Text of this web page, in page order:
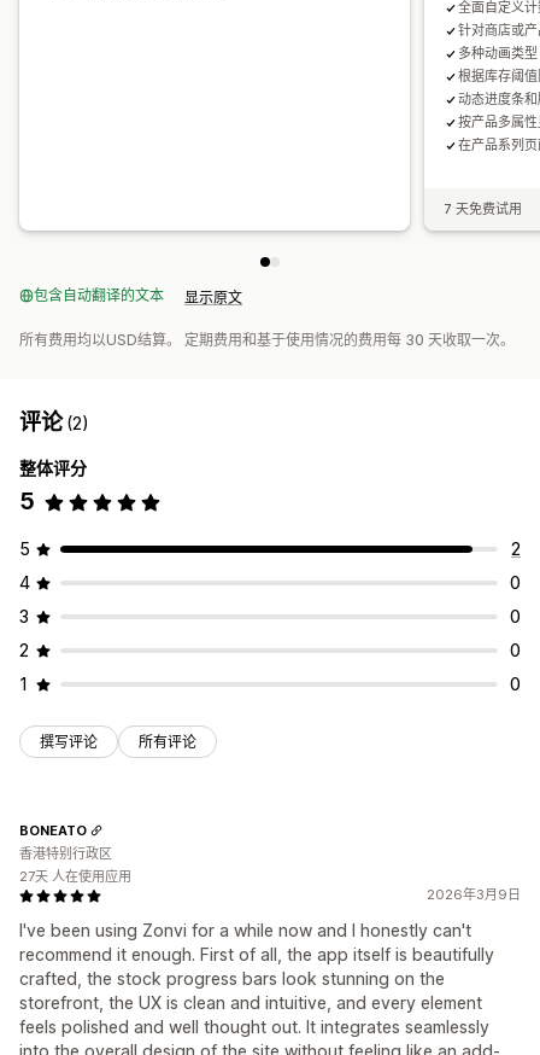
全面自定义
针对商店或
多种动画类型
根据库存阈
动态进度条
按产品多属
在产品系列
7 天免费试用
包含自动翻译的文本 显示原文
所有费用均以USD结算。 定期费用和基于使用情况的费用每 30 天收取一次。
评论(2)
整体评分
5
5
2
4
0
3
0
2
0
1
0
撰写评论 所有评论
2026年3月9日
I've been using Zonvi for a while now and I honestly can't
recommend it enough. First of all, the app itself is beautifully
crafted, the stock progress bars look stunning on the
storefront, the UX is clean and intuitive, and every element
feels polished and well thought out. It integrates seamlessly
BONEATO
香港特别行政区
27天 人在使用应用